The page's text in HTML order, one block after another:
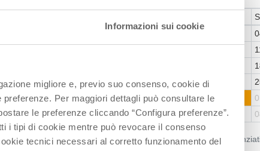
Informazioni sui cookie
migliore e, previo suo consenso, cookie di
Per maggiori dettagli può consultare le
le preferenze cliccando “Configura preferenze”.
i tipi di cookie mentre può revocare il consenso
tecnici necessari al corretto funzionamento del
20
21 22 23
27
28 29 30
03
04 05 06 07
Visualizza gli orari nei giorni